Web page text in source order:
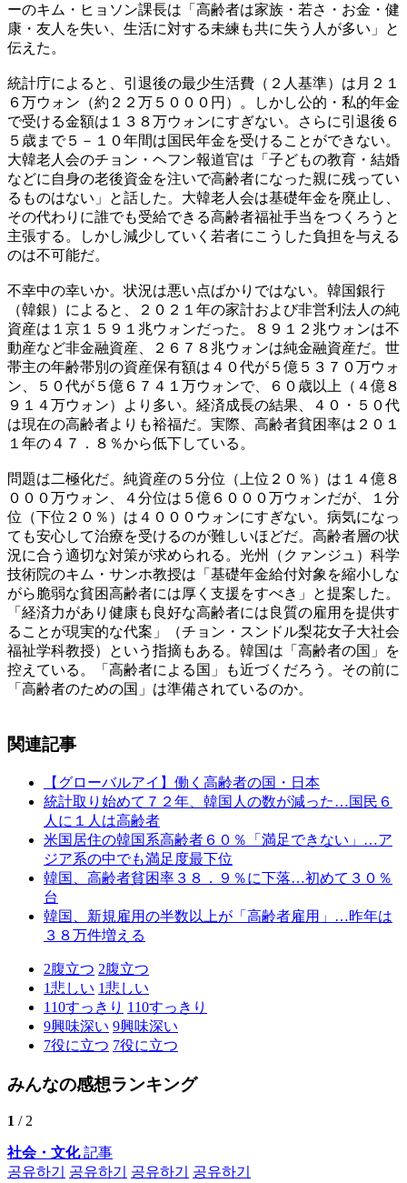
ーのキム・ヒョソン課長は「高齢者は家族・若さ・お金・健
康・友人を失い、生活に対する未練も共に失う人が多い」と
伝えた。
統計庁によると、引退後の最少生活費（２人基準）は月２１
６万ウォン（約２２万５０００円）。しかし公的・私的年金
で受ける金額は１３８万ウォンにすぎない。さらに引退後６
５歳まで５－１０年間は国民年金を受けることができない。
大韓老人会のチョン・ヘフン報道官は「子どもの教育・結婚
などに自身の老後資金を注いで高齢者になった親に残ってい
るものはない」と話した。大韓老人会は基礎年金を廃止し、
その代わりに誰でも受給できる高齢者福祉手当をつくろうと
主張する。しかし減少していく若者にこうした負担を与える
のは不可能だ。
不幸中の幸いか。状況は悪い点ばかりではない。韓国銀行
（韓銀）によると、２０２１年の家計および非営利法人の純
資産は１京１５９１兆ウォンだった。８９１２兆ウォンは不
動産など非金融資産、２６７８兆ウォンは純金融資産だ。世
帯主の年齢帯別の資産保有額は４０代が５億５３７０万ウォ
ン、５０代が５億６７４１万ウォンで、６０歳以上（４億８
９１４万ウォン）より多い。経済成長の結果、４０・５０代
は現在の高齢者よりも裕福だ。実際、高齢者貧困率は２０１
１年の４７．８％から低下している。
問題は二極化だ。純資産の５分位（上位２０％）は１４億８
０００万ウォン、４分位は５億６０００万ウォンだが、１分
位（下位２０％）は４０００ウォンにすぎない。病気になっ
ても安心して治療を受けるのが難しいほどだ。高齢者層の状
況に合う適切な対策が求められる。光州（クァンジュ）科学
技術院のキム・サンホ教授は「基礎年金給付対象を縮小しな
がら脆弱な貧困高齢者には厚く支援をすべき」と提案した。
「経済力があり健康も良好な高齢者には良質の雇用を提供す
ることが現実的な代案」（チョン・スンドル梨花女子大社会
福祉学科教授）という指摘もある。韓国は「高齢者の国」を
控えている。「高齢者による国」も近づくだろう。その前に
「高齢者のための国」は準備されているのか。
関連記事
【グローバルアイ】働く高齢者の国・日本
統計取り始めて７２年、韓国人の数が減った…国民６
人に１人は高齢者
米国居住の韓国系高齢者６０％「満足できない」…ア
ジア系の中でも満足度最下位
韓国、高齢者貧困率３８．９％に下落…初めて３０％
台
韓国、新規雇用の半数以上が「高齢者雇用」…昨年は
３８万件増える
2腹立つ 2腹立つ
1悲しい 1悲しい
110すっきり 110すっきり
9興味深い 9興味深い
7役に立つ 7役に立つ
みんなの感想ランキング
1 / 2
社会・文化記事
공유하기
공유하기 공유하기 공유하기